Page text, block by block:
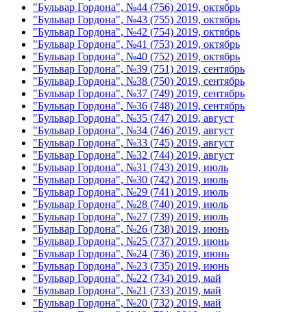
"Бульвар Гордона", №44 (756) 2019, октябрь
"Бульвар Гордона", №43 (755) 2019, октябрь
"Бульвар Гордона", №42 (754) 2019, октябрь
"Бульвар Гордона", №41 (753) 2019, октябрь
"Бульвар Гордона", №40 (752) 2019, октябрь
"Бульвар Гордона", №39 (751) 2019, сентябрь
"Бульвар Гордона", №38 (750) 2019, сентябрь
"Бульвар Гордона", №37 (749) 2019, сентябрь
"Бульвар Гордона", №36 (748) 2019, сентябрь
"Бульвар Гордона", №35 (747) 2019, август
"Бульвар Гордона", №34 (746) 2019, август
"Бульвар Гордона", №33 (745) 2019, август
"Бульвар Гордона", №32 (744) 2019, август
"Бульвар Гордона", №31 (743) 2019, июль
"Бульвар Гордона", №30 (742) 2019, июль
"Бульвар Гордона", №29 (741) 2019, июль
"Бульвар Гордона", №28 (740) 2019, июль
"Бульвар Гордона", №27 (739) 2019, июль
"Бульвар Гордона", №26 (738) 2019, июнь
"Бульвар Гордона", №25 (737) 2019, июнь
"Бульвар Гордона", №24 (736) 2019, июнь
"Бульвар Гордона", №23 (735) 2019, июнь
"Бульвар Гордона", №22 (734) 2019, май
"Бульвар Гордона", №21 (733) 2019, май
"Бульвар Гордона", №20 (732) 2019, май